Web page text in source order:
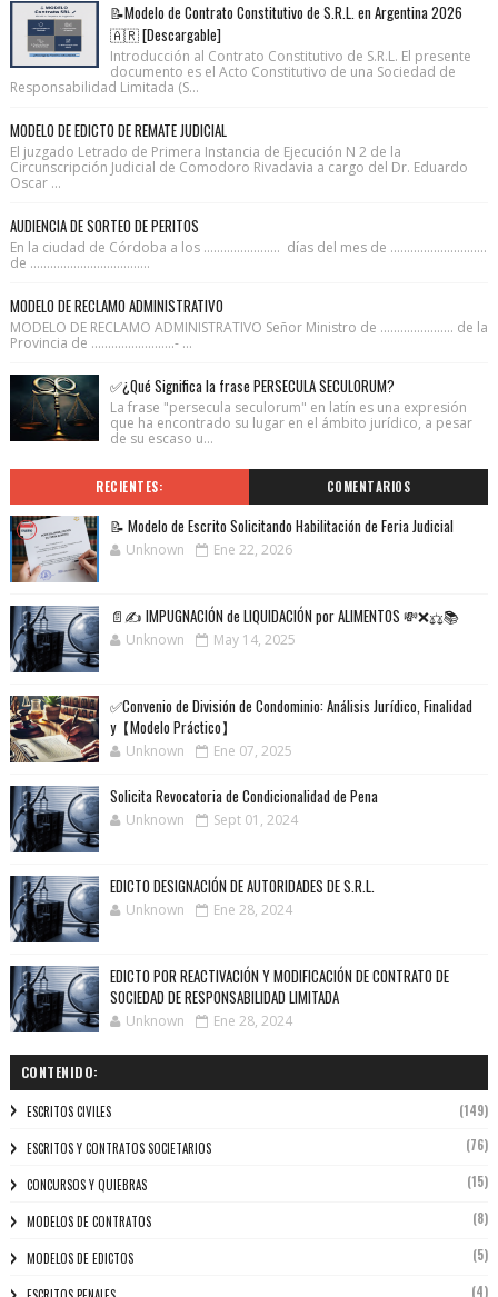
📝Modelo de Contrato Constitutivo de S.R.L. en Argentina 2026
🇦🇷 [Descargable]
Introducción al Contrato Constitutivo de S.R.L. El presente
documento es el Acto Constitutivo de una Sociedad de
Responsabilidad Limitada (S...
MODELO DE EDICTO DE REMATE JUDICIAL
El juzgado Letrado de Primera Instancia de Ejecución N 2 de la
Circunscripción Judicial de Comodoro Rivadavia a cargo del Dr. Eduardo
Oscar ...
AUDIENCIA DE SORTEO DE PERITOS
En la ciudad de Córdoba a los ....................... días del mes de .............................
de ....................................
MODELO DE RECLAMO ADMINISTRATIVO
MODELO DE RECLAMO ADMINISTRATIVO Señor Ministro de ...................... de la
Provincia de .........................- ...
✅¿Qué Significa la frase PERSECULA SECULORUM?
La frase "persecula seculorum" en latín es una expresión
que ha encontrado su lugar en el ámbito jurídico, a pesar
de su escaso u...
RECIENTES: COMENTARIOS
📝 Modelo de Escrito Solicitando Habilitación de Feria Judicial
Unknown Ene 22, 2026
📄✍️ IMPUGNACIÓN de LIQUIDACIÓN por ALIMENTOS 💸❌⚖️📚
Unknown May 14, 2025
✅Convenio de División de Condominio: Análisis Jurídico, Finalidad
y【Modelo Práctico】
Unknown Ene 07, 2025
Solicita Revocatoria de Condicionalidad de Pena
Unknown Sept 01, 2024
EDICTO DESIGNACIÓN DE AUTORIDADES DE S.R.L.
Unknown Ene 28, 2024
EDICTO POR REACTIVACIÓN Y MODIFICACIÓN DE CONTRATO DE
SOCIEDAD DE RESPONSABILIDAD LIMITADA
Unknown Ene 28, 2024
CONTENIDO:
ESCRITOS CIVILES (149)
ESCRITOS Y CONTRATOS SOCIETARIOS (76)
CONCURSOS Y QUIEBRAS (15)
MODELOS DE CONTRATOS (8)
MODELOS DE EDICTOS (5)
(4)